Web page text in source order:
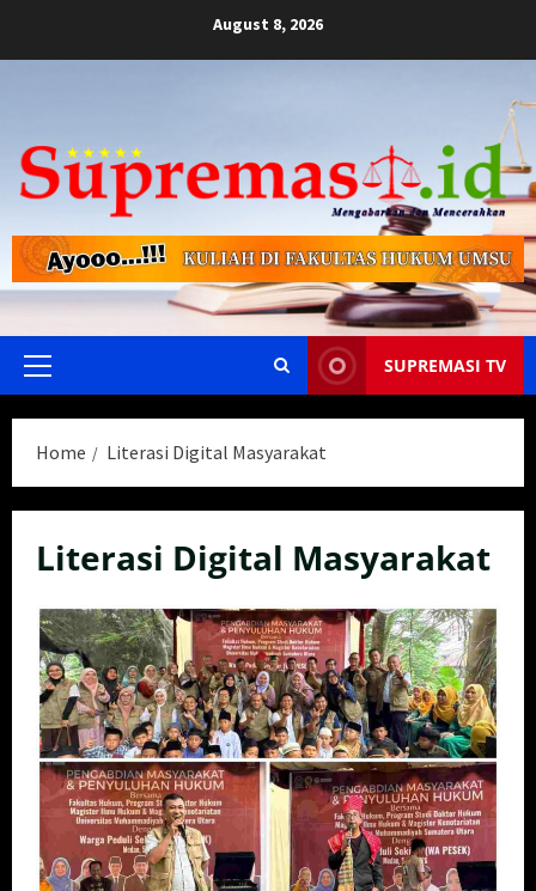
August 8, 2026
Primary
SUPREMASI TV
Home Literasi Digital Masyarakat
Literasi Digital Masyarakat